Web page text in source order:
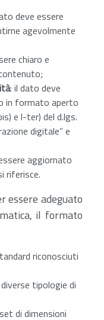
deve essere
agevolmente
chiaro e
: il dato deve
in formato aperto
e l-ter) del d.lgs.
digitale” e
aggiornato
riferisce.
essere adeguato
il formato
riconosciuti
tipologie di
di dimensioni